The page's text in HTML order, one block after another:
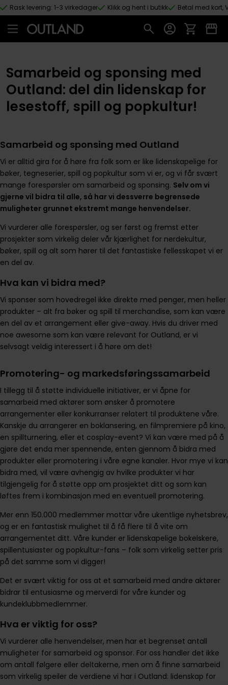
Hopp til hovedinnhold
Rask levering: 1-3 virkedager Klikk og hent i butikk Betal med kort,
Samarbeid og sponsing med
Outland: del din lidenskap for
lesestoff, spill og popkultur!
Samarbeid og sponsing med Outland
Vi er alltid gira for å høre fra folk som er like lidenskapelige for
bøker, tegneserier, spill og popkultur som vi er, og vi får svært
mange forespørsler om samarbeid og sponsing. Selv om vi
gjerne vil bidra til alle, så har vi dessverre begrensede
muligheter grunnet ekstremt mange henvendelser.
Vi vurderer alle forespørsler, og ser først og fremst etter
prosjekter som virkelig deler vår kjærlighet for nerdekultur,
bøker, spill og alt som hører til det fantastiske fellesskapet vi er
en del av.
Hva kan vi bidra med?
Vi sponser som hovedregel ikke direkte med penger, men heller
produkter – alt fra bøker og spill til merchandise, som kan være
en del av et arrangement eller give-away. Hvis du driver med
noe awesome som kan være relevant for Outland, er vi
selvsagt veldig interessert i å høre om det!
Promotering- og markedsføringssamarbeid
I tillegg til å støtte individuelle initiativer, er vi åpne for
samarbeid med aktører som ønsker å promotere
arrangementer eller konkurranser relatert til produktene våre.
Kanskje du arrangerer en boklansering, en filmpremiere på kino,
en spillturnering, eller et cosplay-event? Vi kan være med på å
gjøre det enda mer spennende, enten gjennom å bidra med
produkter eller promotering i våre egne kanaler. Hvor mye vi kan
bidra med, vil være avhengig av hvilke produkter vi har
tilgjengelig for å støtte opp om prosjektet ditt og som kan
løftes frem i kombinasjon med en eventuell promotering.
Mer enn 150.000 medlemmer mottar våre ukentlige nyhetsbrev,
og er en fantastisk mulighet til å få flere til å vite om
arrangementet ditt. Våre kunder er lidenskapelige bokelskere,
spillentusiaster og popkultur-fans – folk som virkelig setter pris
på det samme som vi digger!
Det er svært viktig for oss at et samarbeid med andre aktører
bidrar til entusiasme og merverdi for våre kunder og
kundeklubbmedlemmer.
Hva er viktig for oss?
Vi vurderer alle henvendelser, men har et begrenset antall
muligheter for samarbeid og sponsor. For oss handler det ikke
om antall følgere eller deltakerne, men om å finne samarbeid
som virkelig speiler de verdiene vi har i Outland: lidenskap for